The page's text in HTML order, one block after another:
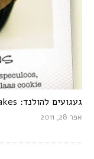
געגועים להולנד: Speculaas Cupcakes
אפר 28, 2011